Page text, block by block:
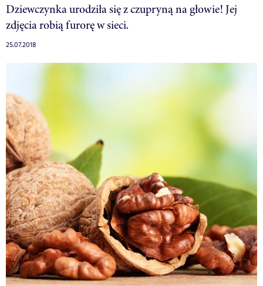
Dziewczynka urodziła się z czupryną na głowie! Jej
zdjęcia robią furorę w sieci.
25.07.2018